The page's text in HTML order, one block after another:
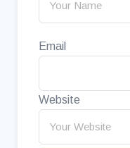
Email
Website